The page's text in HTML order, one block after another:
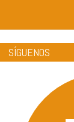
SÍGUENOS